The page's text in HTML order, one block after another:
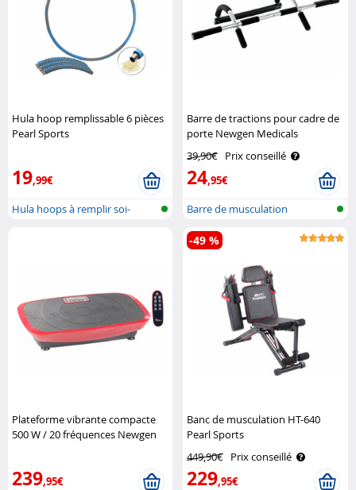
Hula hoop remplissable 6 pièces
Pearl Sports
19,99€
Hula hoops à remplir soi-
Barre de tractions pour cadre de
porte Newgen Medicals
39,90€ Prix conseillé
24,95€
Barre de musculation
Plateforme vibrante compacte
500 W / 20 fréquences Newgen
239,95€
Banc de musculation HT-640
Pearl Sports
449,90€ Prix conseillé
229,95€
-49 %